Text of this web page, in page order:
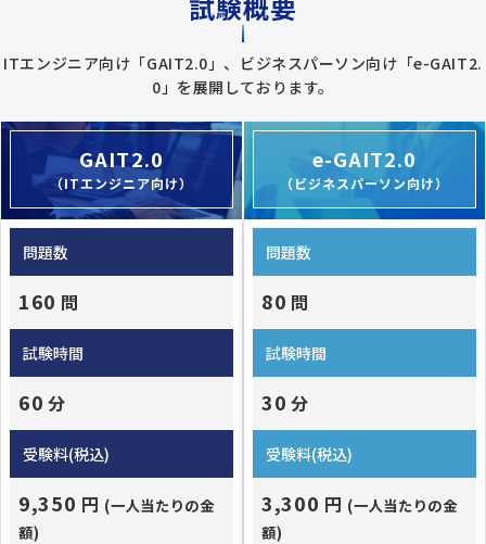
ITエンジニア向け「GAIT2.0」、ビジネスパーソン向け「e-GAIT2.
0」を展開しております。
GAIT2.0
（ITエンジニア向け）
問題数
160 問
試験時間
60 分
受験料(税込)
9,350 円 (一人当たりの金
額)
e-GAIT2.0
（ビジネスパーソン向け）
問題数
80 問
試験時間
30 分
受験料(税込)
3,300 円 (一人当たりの金
額)